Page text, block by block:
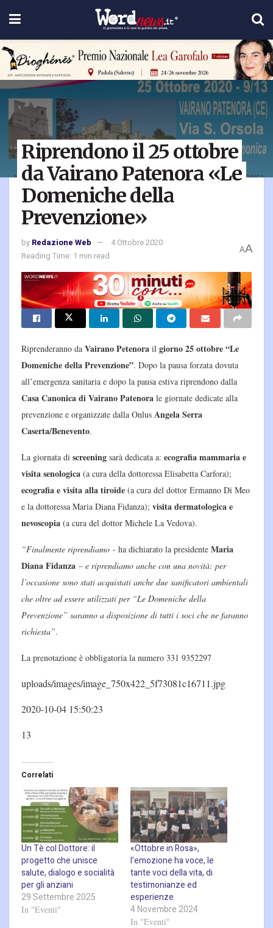
Riprendono il 25 ottobre
da Vairano Patenora «Le
Domeniche della
Prevenzione»
by Redazione Web
4 Ottobre 2020
Reading Time: 1 min read
AA
Riprenderanno da Vairano Petenora il giorno 25 ottobre “Le
Domeniche della Prevenzione”. Dopo la pausa forzata dovuta
all’emergenza sanitaria e dopo la pausa estiva riprendono dalla
Casa Canonica di Vairano Patenora le giornate dedicate alla
prevenzione e organizzate dalla Onlus Angela Serra
Caserta/Benevento.
La giornata di screening sarà dedicata a: ecografia mammaria e
visita senologica (a cura della dottoressa Elisabetta Carfora);
ecografia e visita alla tiroide (a cura del dottor Ermanno Di Meo
e la dottoressa Maria Diana Fidanza); visita dermatologica e
nevoscopia (a cura del dottor Michele La Vedova).
“Finalmente riprendiamo - ha dichiarato la presidente Maria
Diana Fidanza – e riprendiamo anche con una novità: per
l’occasione sono stati acquistati anche due sanificatori ambientali
che oltre ad essere utilizzati per “Le Domeniche della
Prevenzione” saranno a disposizione di tutti i soci che ne faranno
richiesta”.
La prenotazione è obbligatoria la numero 331 9352297
uploads/images/image_750x422_5f73081c16711.jpg
2020-10-04 15:50:23
13
Correlati
Un Tè col Dottore: il
progetto che unisce
salute, dialogo e socialità
per gli anziani
29 Settembre 2025
In "Eventi"
«Ottobre in Rosa»,
l’emozione ha voce, le
tante voci della vita, di
testimonianze ed
esperienze
4 Novembre 2024
In "Eventi"